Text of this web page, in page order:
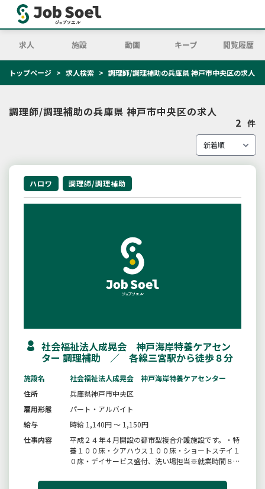
求人 施設 動画 キープ 閲覧履歴
トップページ 求人検索 調理師/調理補助の兵庫県 神戸市中央区の求人
調理師/調理補助の兵庫県 神戸市中央区の求人
2 件
ハロワ 調理師/調理補助
社会福祉法人成晃会 神戸海岸特養ケアセン
ター 調理補助 ／ 各線三宮駅から徒歩８分
施設名
社会福祉法人成晃会 神戸海岸特養ケアセンター
住所
兵庫県神戸市中央区
雇用形態
パート・アルバイト
給与
時給 1,140円 ～ 1,150円
仕事内容
平成２４年４月開設の都市型複合介護施設です。・特
養１００床・クアハウス１００床・ショートステイ１
０床・デイサービス盛付、洗い場担当※就業時間８：
範囲：法人の定める業務】